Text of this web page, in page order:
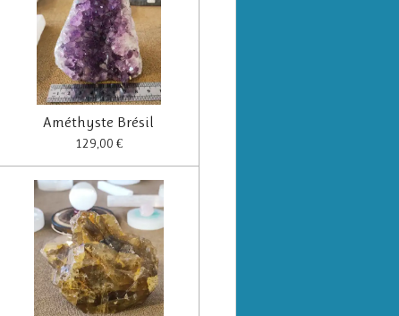
Améthyste Brésil
129,00 €